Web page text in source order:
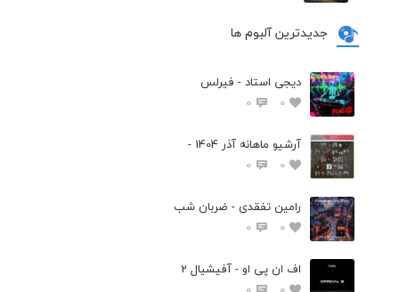
جدیدترین آلبوم ها
دیجی استاد - فیرلس
0
0
آرشیو ماهانه آذر 1404 -
0
0
رامین تفقدی - ضربان شب
0
0
اف ان پی او - آفیشیال 2